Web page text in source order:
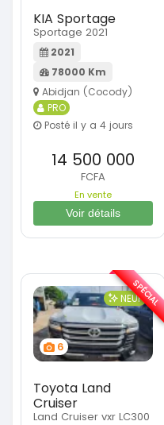
KIA Sportage
Sportage 2021
2021
78000 Km
Abidjan (Cocody)
PRO
Posté il y a 4 jours
14 500 000
FCFA
En vente
Voir détails
6
NEUF
Toyota Land
Cruiser
Land Cruiser vxr LC300
SPÉCIAL